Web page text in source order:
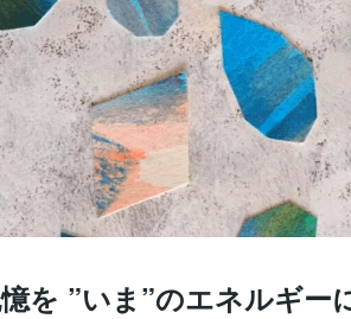
を ”いま”のエネルギー